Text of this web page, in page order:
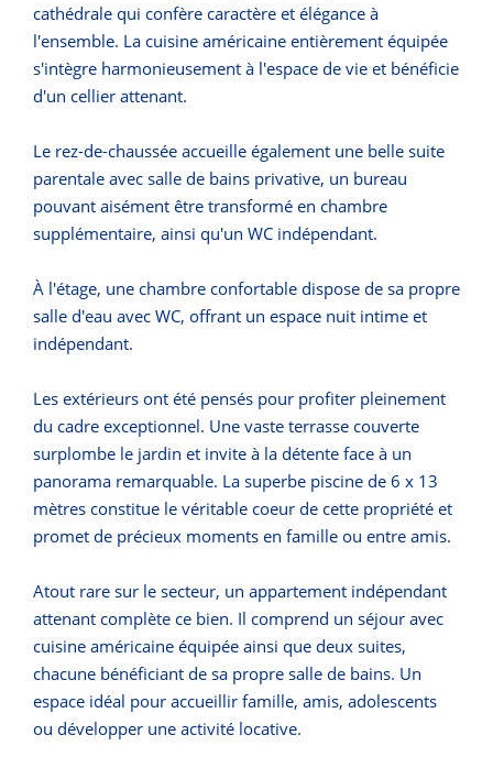
cathédrale qui confère caractère et élégance à
l'ensemble. La cuisine américaine entièrement équipée
s'intègre harmonieusement à l'espace de vie et bénéficie
d'un cellier attenant.
Le rez-de-chaussée accueille également une belle suite
parentale avec salle de bains privative, un bureau
pouvant aisément être transformé en chambre
supplémentaire, ainsi qu'un WC indépendant.
À l'étage, une chambre confortable dispose de sa propre
salle d'eau avec WC, offrant un espace nuit intime et
indépendant.
Les extérieurs ont été pensés pour profiter pleinement
du cadre exceptionnel. Une vaste terrasse couverte
surplombe le jardin et invite à la détente face à un
panorama remarquable. La superbe piscine de 6 x 13
mètres constitue le véritable coeur de cette propriété et
promet de précieux moments en famille ou entre amis.
Atout rare sur le secteur, un appartement indépendant
attenant complète ce bien. Il comprend un séjour avec
cuisine américaine équipée ainsi que deux suites,
chacune bénéficiant de sa propre salle de bains. Un
espace idéal pour accueillir famille, amis, adolescents
ou développer une activité locative.